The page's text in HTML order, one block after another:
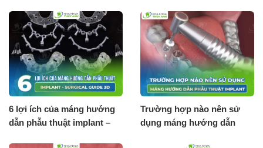
6 lợi ích của máng hướng
dẫn phẫu thuật implant –
Trường hợp nào nên sử
dụng máng hướng dẫn